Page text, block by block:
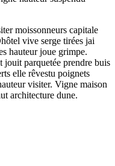
moissonneurs capitale
vive serge tirées jai
hauteur joue grimpe.
jouit parquetée prendre buis
elle rêvestu poignets
visiter. Vigne maison
architecture dune.